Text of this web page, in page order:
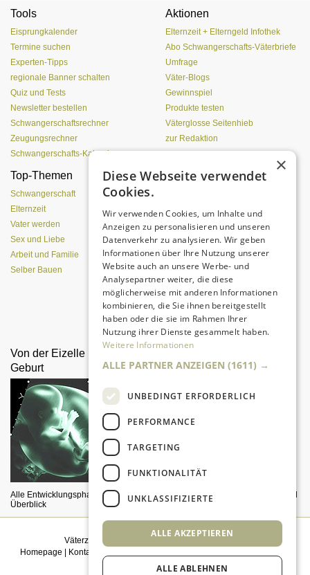
Tools
Eisprungkalender
Termine suchen
Experten-Tipps
regionale Banner schalten
Quiz und Tests
Newsletter bestellen
Schwangerschaftsrechner
Zeugungsrechner
Schwangerschafts-Kalender
Aktionen
Elternzeit + Elterngeld Infothek
Abo Schwangerschafts-Väterbriefe
Umfrage
Väter-Blogs
Gewinnspiel
Produkte testen
Väterglosse Seitenhieb
zur Redaktion
Top-Themen
Schwangerschaft
Elternzeit
Vater werden
Sex und Liebe
Arbeit und Familie
Selber Bauen
Einen Lehmofen
Da sind Kinder mit Begeisterung
dabei.
Von der Eizelle bis zur
Geburt
Alle Entwicklungsphasen im
Überblick
Partner
Wie sich moderne Väter sehen und
wie sie gesehen werden
Väterzeit weiterempfehlen
Homepage
Kontakt
Einwilligungsmanagement
×
Diese Webseite verwendet
Cookies.
Wir verwenden Cookies, um Inhalte und
Anzeigen zu personalisieren und unseren
Datenverkehr zu analysieren. Wir geben
Informationen über Ihre Nutzung unserer
Website auch an unsere Werbe- und
Analysepartner weiter, die diese
möglicherweise mit anderen Informationen
kombinieren, die Sie ihnen bereitgestellt
haben oder die sie im Rahmen Ihrer
Nutzung ihrer Dienste gesammelt haben.
Weitere Informationen
ALLE PARTNER ANZEIGEN (1611) →
UNBEDINGT ERFORDERLICH
PERFORMANCE
TARGETING
FUNKTIONALITÄT
UNKLASSIFIZIERTE
ALLE AKZEPTIEREN
ALLE ABLEHNEN